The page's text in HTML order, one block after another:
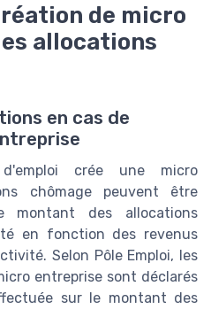
de micro
allocations
en cas de
d'emploi crée une micro
chômage peuvent être
montant des allocations
en fonction des revenus
Selon Pôle Emploi, les
entreprise sont déclarés
sur le montant des